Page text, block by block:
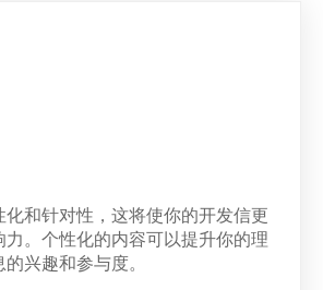
和针对性，这将使你的开发信更
。个性化的内容可以提升你的理
兴趣和参与度。